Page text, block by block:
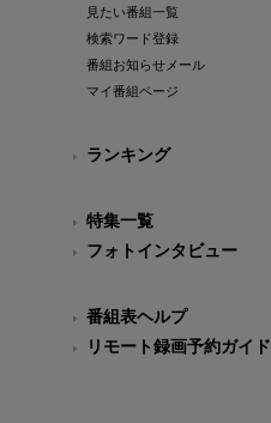
見たい番組一覧
検索ワード登録
番組お知らせメール
マイ番組ページ
ランキング
特集一覧
フォトインタビュー
番組表ヘルプ
リモート録画予約ガイド